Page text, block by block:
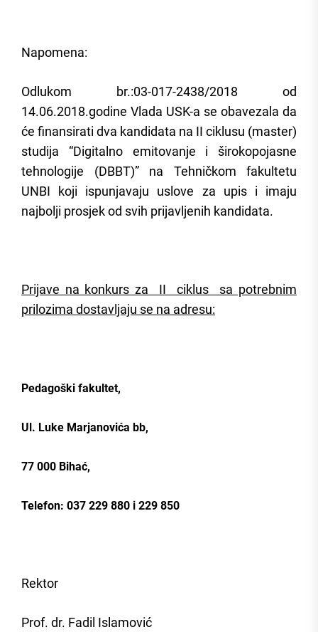
Napomena:
Odlukom br.:03-017-2438/2018 od
14.06.2018.godine Vlada USK-a se obavezala da
će finansirati dva kandidata na II ciklusu (master)
studija “Digitalno emitovanje i širokopojasne
tehnologije (DBBT)” na Tehničkom fakultetu
UNBI koji ispunjavaju uslove za upis i imaju
najbolji prosjek od svih prijavljenih kandidata.
Prijave na konkurs za II ciklus sa potrebnim
prilozima dostavljaju se na adresu:
Pedagoški fakultet,
Ul. Luke Marjanovića bb,
77 000 Bihać,
Telefon: 037 229 880 i 229 850
Rektor
Prof. dr. Fadil Islamović